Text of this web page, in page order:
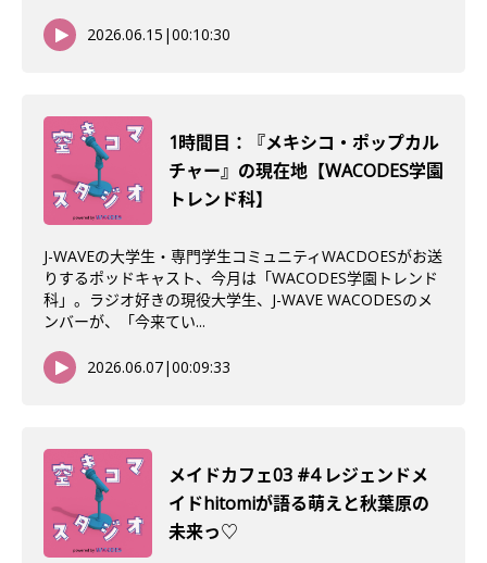
2026.06.15 |00:10:30
1時間目：『メキシコ・ポップカル
チャー』の現在地【WACODES学園
トレンド科】
J-WAVEの大学生・専門学生コミュニティWACDOESがお送
りするポッドキャスト、今月は「WACODES学園トレンド
科」。ラジオ好きの現役大学生、J-WAVE WACODESのメ
ンバーが、「今来てい...
2026.06.07|00:09:33
メイドカフェ03 #4 レジェンドメ
イドhitomiが語る萌えと秋葉原の
未来っ♡